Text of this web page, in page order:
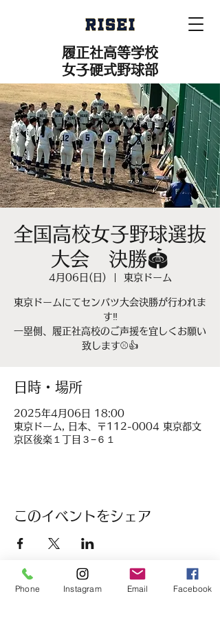
履正社高等学校
女子硬式野球部
全国高校女子野球選抜
大会 決勝🏟️
4月06日(日) 東京ドーム
東京ドームにてセンバツ大会決勝が行われま
す‼️
一塁側、履正社高校のご声援を宜しくお願い
致します⚾️👍
日時・場所
2025年4月06日 18:00
東京ドーム, 日本、〒112-0004 東京都文
京区後楽１丁目３−６１
このイベントをシェア
Phone Instagram Email Facebook